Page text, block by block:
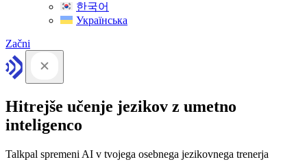
한국어
Українська
Začni
Hitrejše učenje jezikov z umetno
inteligenco
Talkpal spremeni AI v tvojega osebnega jezikovnega trenerja